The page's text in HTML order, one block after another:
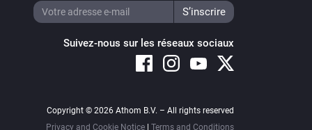
Suivez-nous sur les réseaux sociaux
Copyright © 2026 Athom B.V. – All rights reserved
Privacy and Cookie Notice
Terms and Conditions